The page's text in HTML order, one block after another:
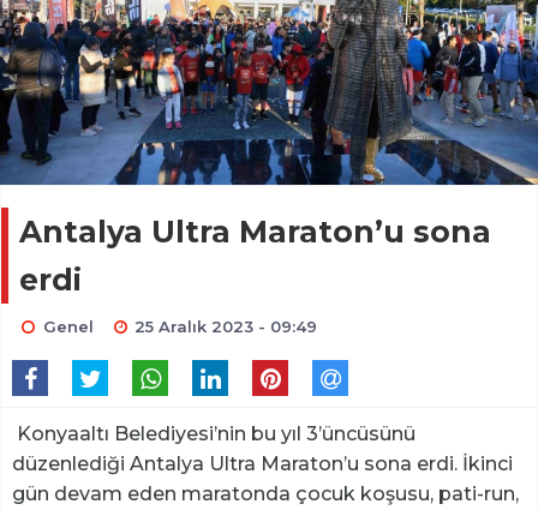
Antalya Ultra Maraton’u sona
erdi
Genel 25 Aralık 2023 - 09:49
Konyaaltı Belediyesi’nin bu yıl 3’üncüsünü
düzenlediği Antalya Ultra Maraton’u sona erdi. İkinci
gün devam eden maratonda çocuk koşusu, pati-run,